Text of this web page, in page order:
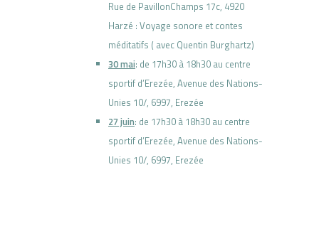
Rue de PavillonChamps 17c, 4920
Harzé : Voyage sonore et contes
méditatifs ( avec Quentin Burghartz)
30 mai: de 17h30 à 18h30 au centre
sportif d’Erezée, Avenue des Nations-
Unies 10/, 6997, Erezée
27 juin: de 17h30 à 18h30 au centre
sportif d’Erezée, Avenue des Nations-
Unies 10/, 6997, Erezée